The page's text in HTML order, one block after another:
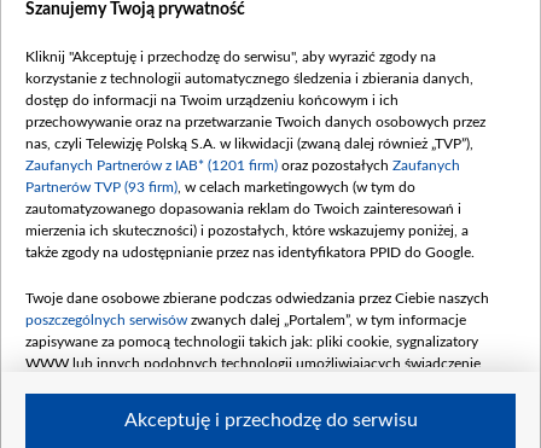
Dofinansowanie 635 783 051,21 PLN
(wpłata wrzesień 100 mln, październik 350
mln, listopad 265 mln)
Dofinansowanie 48 862 000,00 PLN
Data podpisania umowy: GRUDZIEŃ 2025
(wpłata grudzień 60,548 mln)
Dofinansowanie 900 000 000,00 PLN
Data podpisania umowy: LUTY 2026 (wpłata
kwiecień 180 mln, 7 maja 180 mln, 8
czerwca 90 mln)
Dofinansowanie 250 000 000,00 PLN
4 sierpnia 250 mln
Szanujemy Twoją prywatność
Kliknij "Akceptuję i przechodzę do serwisu", aby wyrazić zgody na
korzystanie z technologii automatycznego śledzenia i zbierania danych,
dostęp do informacji na Twoim urządzeniu końcowym i ich
przechowywanie oraz na przetwarzanie Twoich danych osobowych przez
nas, czyli Telewizję Polską S.A. w likwidacji (zwaną dalej również „TVP”),
Zaufanych Partnerów z IAB* (1201 firm) oraz pozostałych Zaufanych
Partnerów TVP (93 firm) , w celach marketingowych (w tym do
zautomatyzowanego dopasowania reklam do Twoich zainteresowań i
mierzenia ich skuteczności) i pozostałych, które wskazujemy poniżej, a
także zgody na udostępnianie przez nas identyfikatora PPID do Google.
Twoje dane osobowe zbierane podczas odwiedzania przez Ciebie naszych
poszczególnych serwisów zwanych dalej „Portalem”, w tym informacje
zapisywane za pomocą technologii takich jak: pliki cookie, sygnalizatory
WWW lub innych podobnych technologii umożliwiających świadczenie
Akceptuję i przechodzę do serwisu